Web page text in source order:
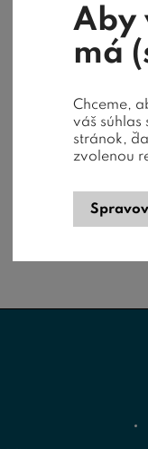
AKO
Aby
má
Chceme,
váš súhlas
stránok,
zvolenou